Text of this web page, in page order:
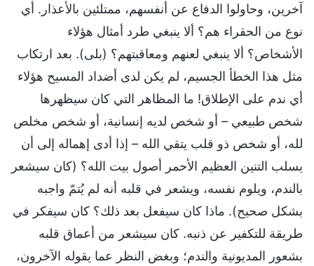
آخرين، وحاولوا الدفاع عن أنفسهم، ممتلئين بالأعذار. أي
نوع من الحقراء هم؟ ألا ينبغي طرد أمثال هؤلاء
الأشخاص؟ ألا ينبغي لعنهم ومعاقبتهم؟ (بلى). بعد ارتكاب
مثل هذا الخطأ الجسيم، لم يكن لدى أضداد المسيح هؤلاء
أي ندم على الإطلاق! ما المظاهر التي كان سيظهرها
شخص طبيعي – أو شخص لديه إنسانية، أو شخص مخلص
لله، أو شخص ذو قلب يتقي الله – إذا أدى إهماله إلى أن
يسلب التنين العظيم الأحمر أصول بيت الله؟ (كان سيشعر
بالندم، ويلوم نفسه، ويشعر في قلبه أنه لم يُتمّ واجبه
بشكل صحيح). ماذا كان سيفعل بعد ذلك؟ كان سيفكر في
طريقة للتكفير عن ذنبه. كان سيشعر من أعماق قلبه
بشعور المديونية والندم؛ وبغض النظر عما يقوله الآخرون،